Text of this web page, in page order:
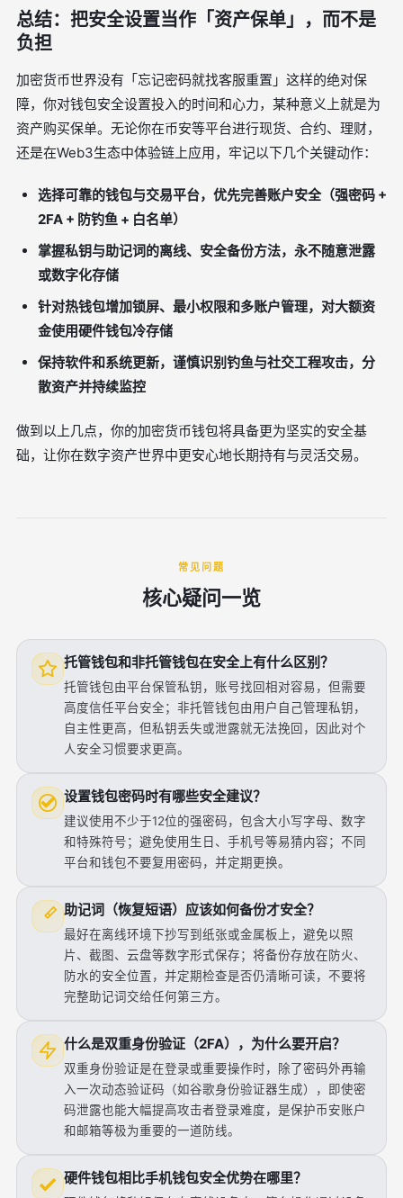
总结：把安全设置当作「资产保单」，而不是
负担
加密货币世界没有「忘记密码就找客服重置」这样的绝对保
障，你对钱包安全设置投入的时间和心力，某种意义上就是为
资产购买保单。无论你在币安等平台进行现货、合约、理财，
还是在Web3生态中体验链上应用，牢记以下几个关键动作：
选择可靠的钱包与交易平台，优先完善账户安全（强密码 +
2FA + 防钓鱼 + 白名单）
掌握私钥与助记词的离线、安全备份方法，永不随意泄露
或数字化存储
针对热钱包增加锁屏、最小权限和多账户管理，对大额资
金使用硬件钱包冷存储
保持软件和系统更新，谨慎识别钓鱼与社交工程攻击，分
散资产并持续监控
做到以上几点，你的加密货币钱包将具备更为坚实的安全基
础，让你在数字资产世界中更安心地长期持有与灵活交易。
常见问题
核心疑问一览
托管钱包和非托管钱包在安全上有什么区别？
托管钱包由平台保管私钥，账号找回相对容易，但需要
高度信任平台安全；非托管钱包由用户自己管理私钥，
自主性更高，但私钥丢失或泄露就无法挽回，因此对个
人安全习惯要求更高。
设置钱包密码时有哪些安全建议？
建议使用不少于12位的强密码，包含大小写字母、数字
和特殊符号；避免使用生日、手机号等易猜内容；不同
平台和钱包不要复用密码，并定期更换。
助记词（恢复短语）应该如何备份才安全？
最好在离线环境下抄写到纸张或金属板上，避免以照
片、截图、云盘等数字形式保存；将备份存放在防火、
防水的安全位置，并定期检查是否仍清晰可读，不要将
完整助记词交给任何第三方。
什么是双重身份验证（2FA），为什么要开启？
双重身份验证是在登录或重要操作时，除了密码外再输
入一次动态验证码（如谷歌身份验证器生成），即使密
码泄露也能大幅提高攻击者登录难度，是保护币安账户
和邮箱等极为重要的一道防线。
硬件钱包相比手机钱包安全优势在哪里？